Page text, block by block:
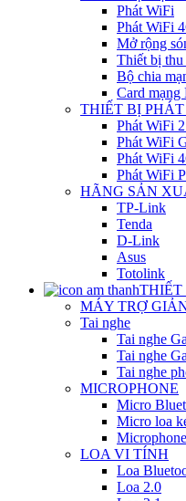
Phát WiFi
Phát WiFi
Mở rộng
Thiết bị
Bộ chia
Card mạng
THIẾT BỊ
Phát WiFi
Phát WiFi
Phát WiFi
Phát WiFi
HÃNG SẢN
TP-Link
Tenda
D-Link
Asus
Totolink
MÁY TRỢ
Tai nghe
Tai nghe
Tai nghe
Tai nghe
MICROPHONE
Micro
Micro loa
LOA VI TÍNH
Loa
Loa 2.0